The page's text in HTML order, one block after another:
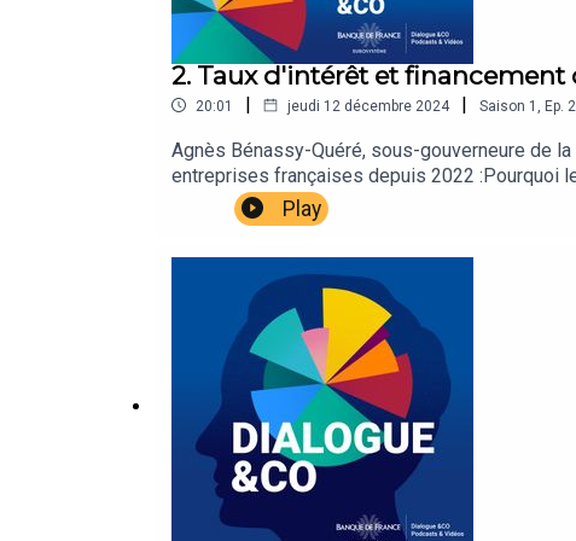
2. Taux d'intérêt et financement
20:01 | jeudi 12 décembre 2024 | Saison 1 Ep. 2
Agnès Bénassy-Quéré, sous-gouverneure de
entreprises françaises depuis 2022 :Pourquoi
les entreprises françaises est-il le même que
d’entreprises ? Pour aller plus loin
financement : CP_041124_FR.pdfMusique :
Play